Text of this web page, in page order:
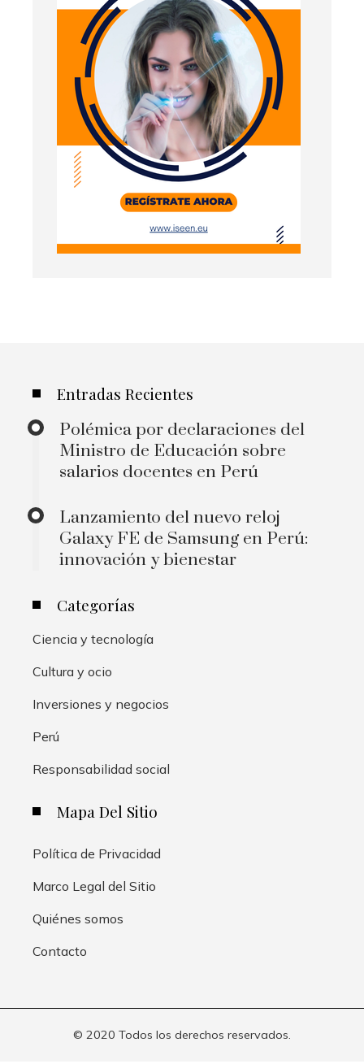
Entradas Recientes
Polémica por declaraciones del
Ministro de Educación sobre
salarios docentes en Perú
Lanzamiento del nuevo reloj
Galaxy FE de Samsung en Perú:
innovación y bienestar
Categorías
Ciencia y tecnología
Cultura y ocio
Inversiones y negocios
Perú
Responsabilidad social
Mapa Del Sitio
Política de Privacidad
Marco Legal del Sitio
Quiénes somos
Contacto
© 2020 Todos los derechos reservados.